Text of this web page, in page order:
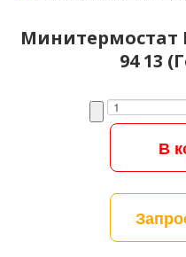
Минитермостат
94 13